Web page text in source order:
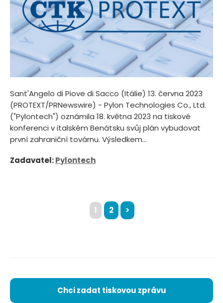
Sant'Angelo di Piove di Sacco (Itálie) 13. června 2023
(PROTEXT/PRNewswire) - Pylon Technologies Co., Ltd.
("Pylontech") oznámila 18. května 2023 na tiskové
konferenci v italském Benátsku svůj plán vybudovat
první zahraniční továrnu. Výsledkem...
Zadavatel:Pylontech
1 2 >
Chci zadat tiskovou zprávu